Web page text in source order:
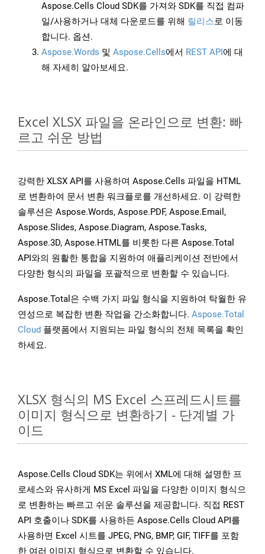
Aspose.Cells Cloud SDK를 가져와 SDK를 직접 컴파
일/사용하거나 대체 다운로드를 위해 릴리스로 이동
합니다. 옵션.
Aspose.Words 및 Aspose.Cells에서 REST API에 대
해 자세히 알아보세요.
Excel XLSX 파일을 온라인으로 변환: 빠
르고 쉬운 방법
강력한 XLSX API를 사용하여 Aspose.Cells 파일을 HTML
로 변환하여 문서 변환 워크플로를 개선하세요. 이 강력한
솔루션은 Aspose.Words, Aspose.PDF, Aspose.Email,
Aspose.Slides, Aspose.Diagram, Aspose.Tasks,
Aspose.3D, Aspose.HTML를 비롯한 다른 Aspose.Total
API와의 원활한 통합을 지원하여 애플리케이션 전반에서
다양한 형식의 파일을 포괄적으로 변환할 수 있습니다.
Aspose.Total은 수백 가지 파일 형식을 지원하여 탁월한 유
연성으로 복잡한 변환 작업을 간소화합니다. Aspose.Total
Cloud 플랫폼에서 지원되는 파일 형식의 전체 목록을 확인
하세요.
XLSX 형식의 MS Excel 스프레드시트를
이미지 형식으로 변환하기 - 단계별 가
이드
Aspose.Cells Cloud SDK는 위에서 XML에 대해 설명한 프
로세스와 유사하게 MS Excel 파일을 다양한 이미지 형식으
로 변환하는 빠르고 쉬운 솔루션을 제공합니다. 직접 REST
API 호출이나 SDK를 사용하든 Aspose.Cells Cloud API를
사용하면 Excel 시트를 JPEG, PNG, BMP, GIF, TIFF를 포함
한 여러 이미지 형식으로 변환할 수 있습니다.